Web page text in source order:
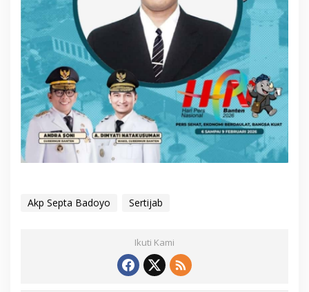
Akp Septa Badoyo Sertijab
Ikuti Kami